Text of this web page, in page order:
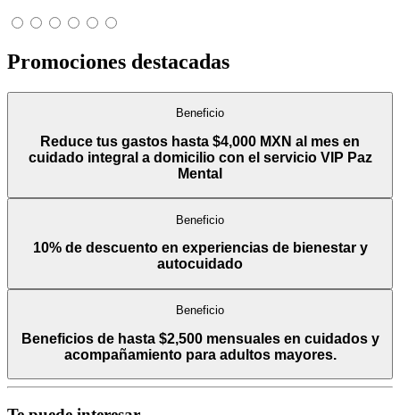
Promociones destacadas
Beneficio
Reduce tus gastos hasta $4,000 MXN al mes en
cuidado integral a domicilio con el servicio VIP Paz
Mental
Beneficio
10% de descuento en experiencias de bienestar y
autocuidado
Beneficio
Beneficios de hasta $2,500 mensuales en cuidados y
acompañamiento para adultos mayores.